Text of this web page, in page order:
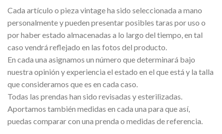
Cada artículo o pieza vintage ha sido seleccionada a mano
personalmente y pueden presentar posibles taras por uso o
por haber estado almacenadas a lo largo del tiempo, en tal
caso vendrá reflejado en las fotos del producto.
En cada una asignamos un número que determinará bajo
nuestra opinión y experiencia el estado en el que está y la talla
que consideramos que es en cada caso.
Todas las prendas han sido revisadas y esterilizadas.
Aportamos también medidas en cada una para que así,
puedas comparar con una prenda o medidas de referencia.